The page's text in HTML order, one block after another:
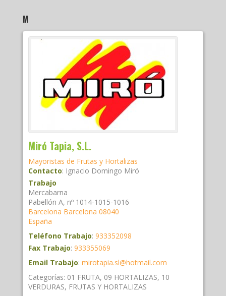
M
Miró Tapia, S.L.
Mayoristas de Frutas y Hortalizas
Contacto: Ignacio Domingo Miró
Trabajo
Mercabarna
Pabellón A, nº 1014-1015-1016
Barcelona Barcelona 08040
España
Teléfono Trabajo: 933352098
Fax Trabajo: 933355069
Email Trabajo: mirotapia.sl@hotmail.com
Categorías: 01 FRUTA, 09 HORTALIZAS, 10
VERDURAS, FRUTAS Y HORTALIZAS